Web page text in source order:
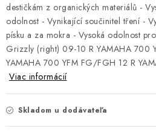
NOVINKY
VÝPREDAJ
destičkám z organických materiálů -
odolnost - Vynikající součinitel tření -
písku a za mokra - Vysoká odolnost
Grizzly (right) 09-10 R YAMAHA 700
YAMAHA 700 YFM FG/FGH 12 R
Viac informácií
Skladom u dodávateľa